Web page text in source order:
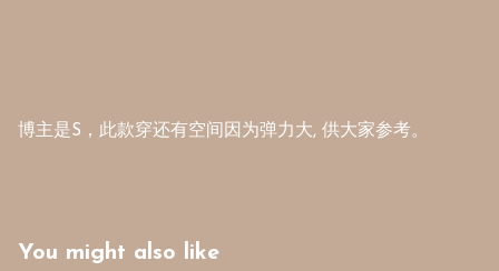
博主是S，此款穿还有空间因为弹力大, 供大家参考。
You might also like